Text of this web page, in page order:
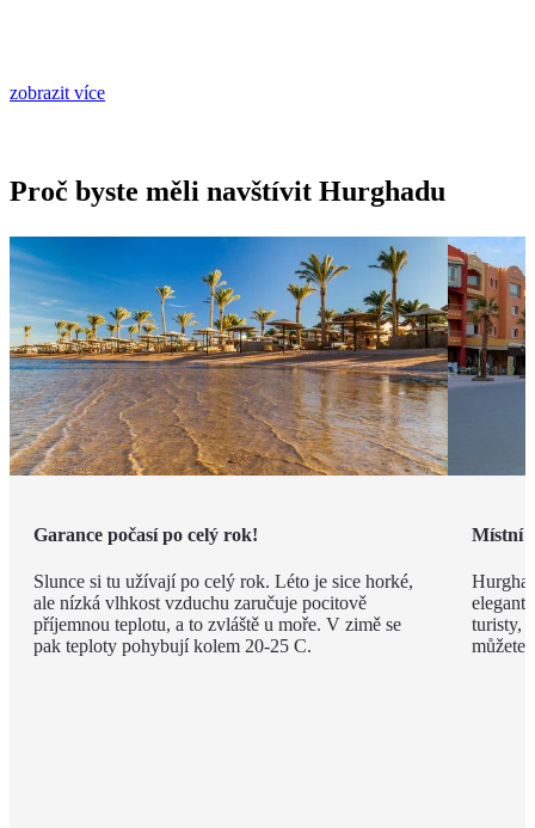
zobrazit více
Proč byste měli navštívit Hurghadu
Garance počasí po celý rok!
Slunce si tu užívají po celý rok. Léto je sice horké,
ale nízká vlhkost vzduchu zaručuje pocitově
příjemnou teplotu, a to zvláště u moře. V zimě se
pak teploty pohybují kolem 20-25 C.
Místní
turisty,
můžete